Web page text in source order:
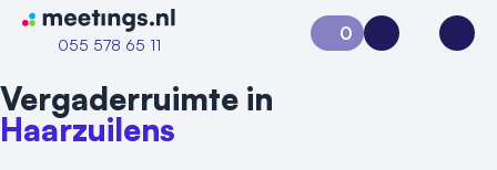
Naar home van Meetings
055 578 65 11
0
Aanvraag 0Inloggen
Vergaderruimte in
Haarzuilens